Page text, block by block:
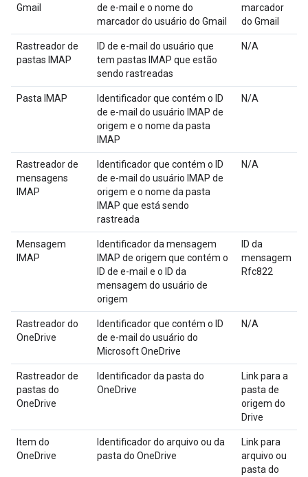
Gmail
de e-mail e o nome do
marcador do usuário do Gmail
marcador
do Gmail
Rastreador de
pastas IMAP
ID de e-mail do usuário que
tem pastas IMAP que estão
sendo rastreadas
N/A
Pasta IMAP
Identificador que contém o ID
de e-mail do usuário IMAP de
origem e o nome da pasta
IMAP
N/A
Rastreador de
mensagens
IMAP
Identificador que contém o ID
de e-mail do usuário IMAP de
origem e o nome da pasta
IMAP que está sendo
rastreada
N/A
Mensagem
IMAP
Identificador da mensagem
IMAP de origem que contém o
ID de e-mail e o ID da
mensagem do usuário de
origem
ID da
mensagem
Rfc822
Rastreador do
OneDrive
Identificador que contém o ID
de e-mail do usuário do
Microsoft OneDrive
N/A
Rastreador de
pastas do
OneDrive
Identificador da pasta do
OneDrive
Link para a
pasta de
origem do
Drive
Item do
OneDrive
Identificador do arquivo ou da
pasta do OneDrive
Link para
arquivo ou
pasta do